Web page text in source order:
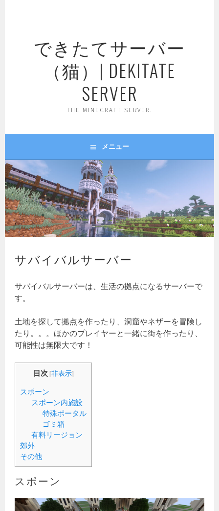
できたてサーバー
（猫）| DEKITATE
SERVER
THE MINECRAFT SERVER.
メニュー
サバイバルサーバー
サバイバルサーバーは、生活の拠点になるサーバーで
す。
土地を探して拠点を作ったり、洞窟やネザーを冒険し
たり。。。ほかのプレイヤーと一緒に街を作ったり、
可能性は無限大です！
目次 [非表示]
スポーン
スポーン内施設
特殊ポータル
ゴミ箱
有料リージョン
郊外
その他
スポーン